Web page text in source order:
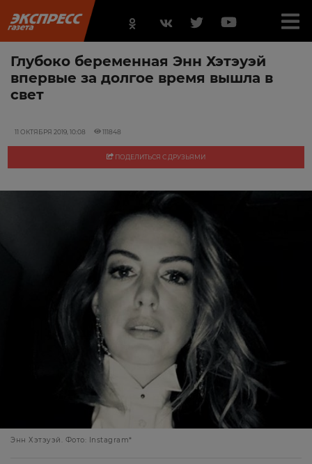
Глубоко беременная Энн Хэтэуэй
впервые за долгое время вышла в
свет
11 ОКТЯБРЯ 2019, 10:08 111848
ПОДЕЛИТЬСЯ С ДРУЗЬЯМИ
Энн Хэтэуэй. Фото: Instagram*